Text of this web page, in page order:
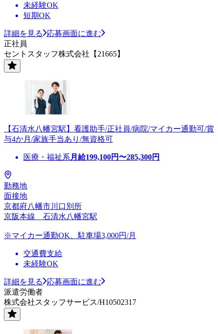
未経験OK
短期OK
詳細を見る
応募画面に進む
正社員
セントスタッフ株式会社【21665】
【石清水八幡宮駅】看護助手/正社員/病院/マイカー通勤可/賞
与4か月/家族手当あり/無資格可
医療・福祉系 月給199,100円〜285,300円
勤務地
面接地
京都府八幡市川口別所
京阪本線 石清水八幡宮駅
※マイカー通勤OK、駐車場3,000円/月
交通費支給
未経験OK
詳細を見る
応募画面に進む
派遣労働者
株式会社スタッフサービス/H10502317